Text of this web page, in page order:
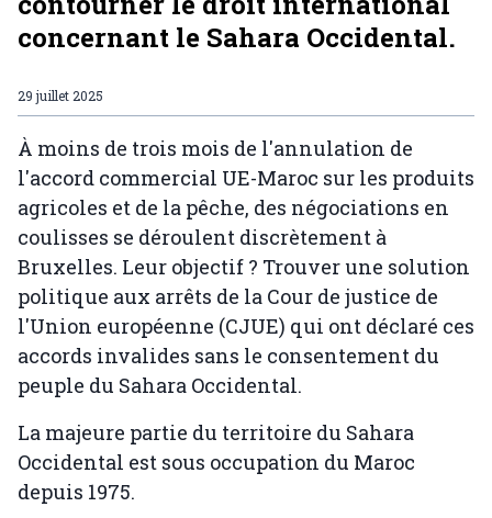
concernant le Sahara Occidental.
29 juillet 2025
À moins de trois mois de l'annulation de
l'accord commercial UE-Maroc sur les produits
agricoles et de la pêche, des négociations en
coulisses se déroulent discrètement à
Bruxelles. Leur objectif ? Trouver une solution
politique aux arrêts de la Cour de justice de
l'Union européenne (CJUE) qui ont déclaré ces
accords invalides sans le consentement du
peuple du Sahara Occidental.
La majeure partie du territoire du Sahara
Occidental est sous occupation du Maroc
depuis 1975.